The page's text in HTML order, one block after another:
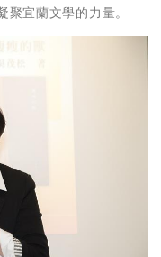
宜蘭文學的力量。